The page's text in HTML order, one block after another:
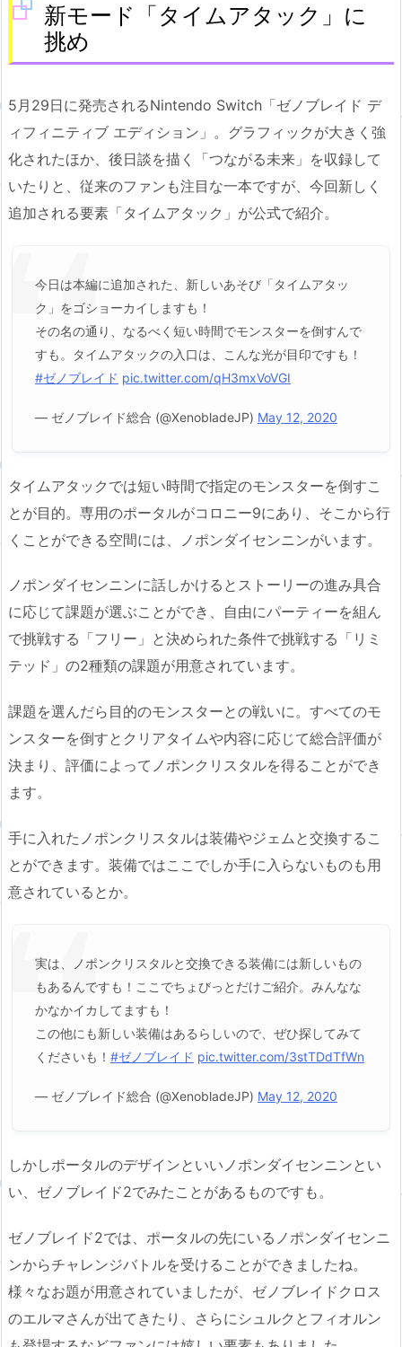
新モード「タイムアタック」に
挑め
5月29日に発売されるNintendo Switch「ゼノブレイド デ
ィフィニティブ エディション」。グラフィックが大きく強
化されたほか、後日談を描く「つながる未来」を収録して
いたりと、従来のファンも注目な一本ですが、今回新しく
追加される要素「タイムアタック」が公式で紹介。
今日は本編に追加された、新しいあそび「タイムアタッ
ク」をゴショーカイしますも！
その名の通り、なるべく短い時間でモンスターを倒すんで
すも。タイムアタックの入口は、こんな光が目印ですも！
#ゼノブレイド pic.twitter.com/qH3mxVoVGI
— ゼノブレイド総合 (@XenobladeJP) May 12, 2020
タイムアタックでは短い時間で指定のモンスターを倒すこ
とが目的。専用のポータルがコロニー9にあり、そこから行
くことができる空間には、ノポンダイセンニンがいます。
ノポンダイセンニンに話しかけるとストーリーの進み具合
に応じて課題が選ぶことができ、自由にパーティーを組ん
で挑戦する「フリー」と決められた条件で挑戦する「リミ
テッド」の2種類の課題が用意されています。
課題を選んだら目的のモンスターとの戦いに。すべてのモ
ンスターを倒すとクリアタイムや内容に応じて総合評価が
決まり、評価によってノポンクリスタルを得ることができ
ます。
手に入れたノポンクリスタルは装備やジェムと交換するこ
とができます。装備ではここでしか手に入らないものも用
意されているとか。
実は、ノポンクリスタルと交換できる装備には新しいもの
もあるんですも！ここでちょびっとだけご紹介。みんなな
かなかイカしてますも！
この他にも新しい装備はあるらしいので、ぜひ探してみて
くださいも！ #ゼノブレイド pic.twitter.com/3stTDdTfWn
— ゼノブレイド総合 (@XenobladeJP) May 12, 2020
しかしポータルのデザインといいノポンダイセンニンとい
い、ゼノブレイド2でみたことがあるものですも。
ゼノブレイド2では、ポータルの先にいるノポンダイセンニ
ンからチャレンジバトルを受けることができましたね。
様々なお題が用意されていましたが、ゼノブレイドクロス
のエルマさんが出てきたり、さらにシュルクとフィオルン